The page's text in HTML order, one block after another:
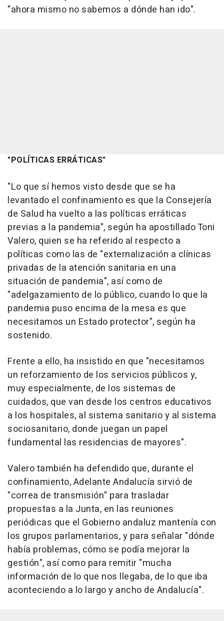
"ahora mismo no sabemos a dónde han ido".
"POLÍTICAS ERRÁTICAS"
"Lo que sí hemos visto desde que se ha
levantado el confinamiento es que la Consejería
de Salud ha vuelto a las políticas erráticas
previas a la pandemia", según ha apostillado Toni
Valero, quien se ha referido al respecto a
políticas como las de "externalización a clínicas
privadas de la atención sanitaria en una
situación de pandemia", así como de
"adelgazamiento de lo público, cuando lo que la
pandemia puso encima de la mesa es que
necesitamos un Estado protector", según ha
sostenido.
Frente a ello, ha insistido en que "necesitamos
un reforzamiento de los servicios públicos y,
muy especialmente, de los sistemas de
cuidados, que van desde los centros educativos
a los hospitales, al sistema sanitario y al sistema
sociosanitario, donde juegan un papel
fundamental las residencias de mayores".
Valero también ha defendido que, durante el
confinamiento, Adelante Andalucía sirvió de
"correa de transmisión" para trasladar
propuestas a la Junta, en las reuniones
periódicas que el Gobierno andaluz mantenía con
los grupos parlamentarios, y para señalar "dónde
había problemas, cómo se podía mejorar la
gestión", así como para remitir "mucha
información de lo que nos llegaba, de lo que iba
aconteciendo a lo largo y ancho de Andalucía".